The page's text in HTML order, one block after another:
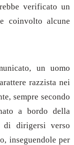
verificato un
coinvolto alcune
un uomo
razzista nei
sempre secondo
a bordo della
di dirigersi verso
inseguendole per